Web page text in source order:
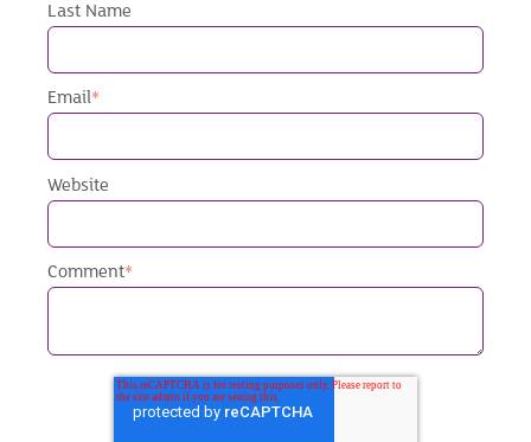
Last Name
Email*
Website
Comment*